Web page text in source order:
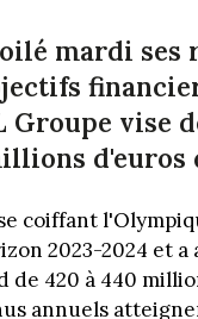
mardi ses
Groupe vise
d'euros
coiffant
2023-2024 et
420 à 440
annuels